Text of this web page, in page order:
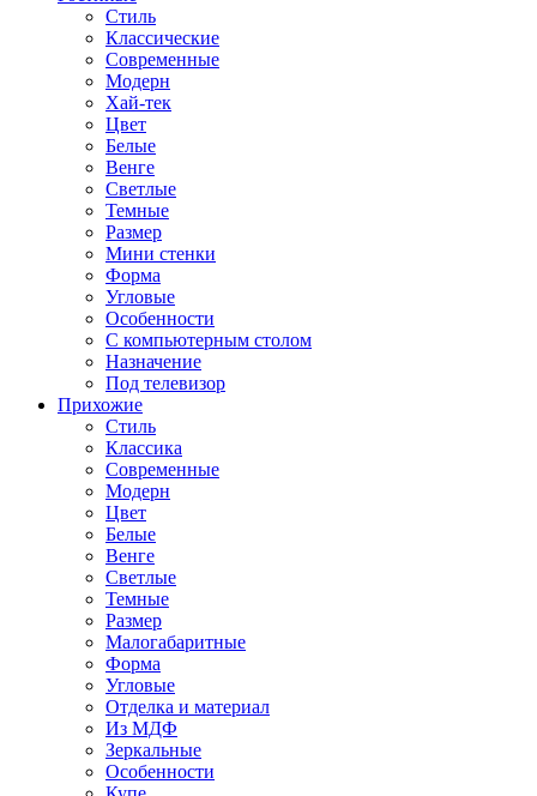
Стиль
Классические
Современные
Модерн
Хай-тек
Цвет
Белые
Венге
Светлые
Темные
Размер
Мини стенки
Форма
Угловые
Особенности
С компьютерным столом
Назначение
Под телевизор
Прихожие
Стиль
Классика
Современные
Модерн
Цвет
Белые
Венге
Светлые
Темные
Размер
Малогабаритные
Форма
Угловые
Отделка и материал
Из МДФ
Зеркальные
Особенности